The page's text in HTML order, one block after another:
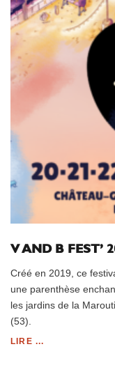
V AND B FEST’
Créé en 2019, ce
une parenthèse
les jardins de la
(53).
LIRE ...